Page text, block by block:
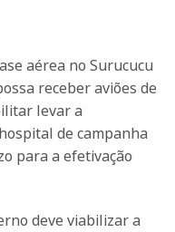
aérea no Surucucu
receber aviões de
levar a
de campanha
para a efetivação
deve viabilizar a